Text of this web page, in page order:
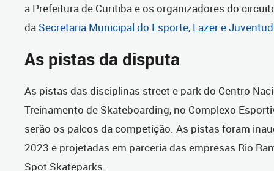
a Prefeitura de Curitiba e os organizadores do
da Secretaria Municipal do Esporte, Lazer e
As pistas da disputa
As pistas das disciplinas street e park do Centro
Treinamento de Skateboarding, no Complexo
serão os palcos da competição. As pistas foram
2023 e projetadas em parceria das empresas Rio
Spot Skateparks.